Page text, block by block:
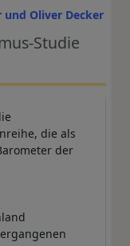
und Oliver Decker
Studie
die als
der